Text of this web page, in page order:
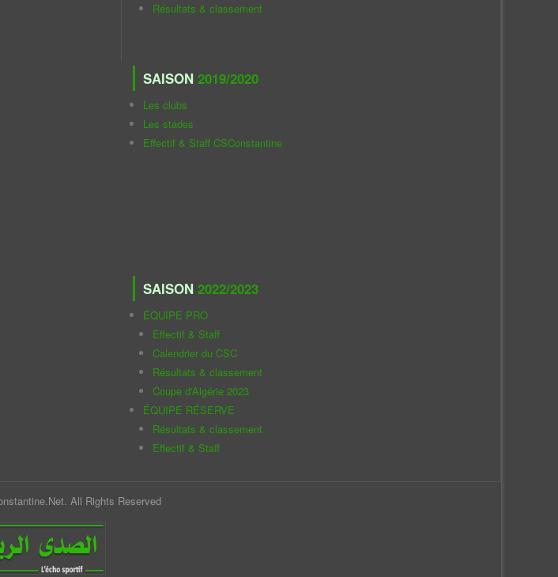
Résultats & classement
SAISON 2019/2020
Les clubs
Les stades
Effectif & Staff CSConstantine
SAISON 2022/2023
ÉQUIPE PRO
Effectif & Staff
Calendrier du CSC
Résultats & classement
Coupe d'Algérie 2023
ÉQUIPE RÉSERVE
Résultats & classement
Effectif & Staff
All Rights Reserved